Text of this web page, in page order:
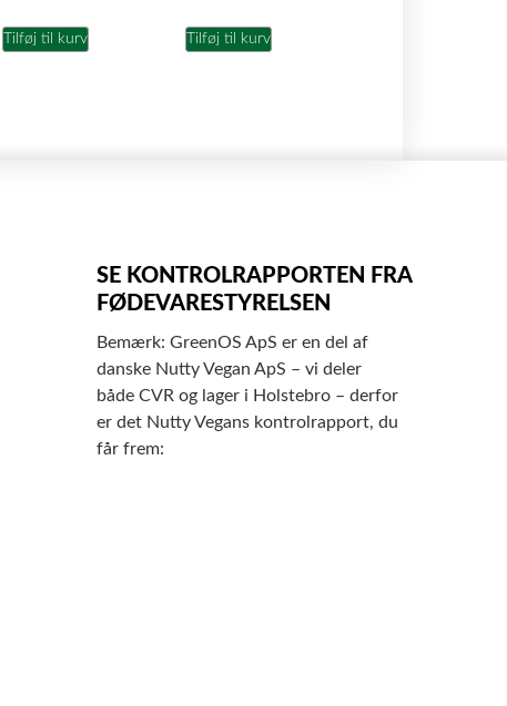
Tilføj til kurv Tilføj til kurv
SE KONTROLRAPPORTEN FRA
FØDEVARESTYRELSEN
Bemærk: GreenOS ApS er en del af
danske Nutty Vegan ApS – vi deler
både CVR og lager i Holstebro – derfor
er det Nutty Vegans kontrolrapport, du
får frem: